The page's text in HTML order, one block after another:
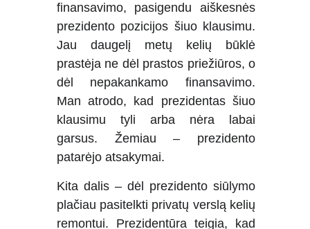
finansavimo, pasigendu aiškesnės
prezidento pozicijos šiuo klausimu.
Jau daugelį metų kelių būklė
prastėja ne dėl prastos priežiūros, o
dėl nepakankamo finansavimo.
Man atrodo, kad prezidentas šiuo
klausimu tyli arba nėra labai
garsus. Žemiau – prezidento
patarėjo atsakymai.
Kita dalis – dėl prezidento siūlymo
plačiau pasitelkti privatų verslą kelių
remontui. Prezidentūra teigia, kad